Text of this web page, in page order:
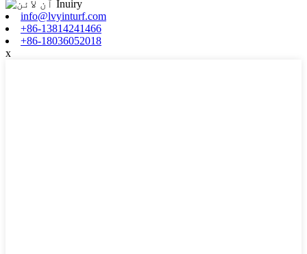
info@lvyinturf.com
+86-13814241466
+86-18036052018
x